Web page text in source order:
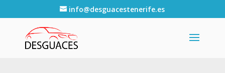
info@desguacestenerife.es